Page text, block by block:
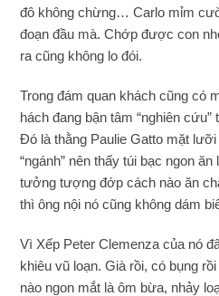
đô không chừng… Carlo mỉm
đoạn đầu mà. Chớp được con
ra cũng không lo đói.
Trong đám quan khách cũng có
hách đang bận tâm “nghiên
Đó là thằng Paulie Gatto mặt
“ngánh” nên thấy túi bạc ngon
tưởng tượng đớp cách nào ăn
thì ông nội nó cũng không dám
Vì Xếp Peter Clemenza của nó
khiêu vũ loạn. Già rồi, có bụng
nào ngon mắt là ôm bừa, nhảy